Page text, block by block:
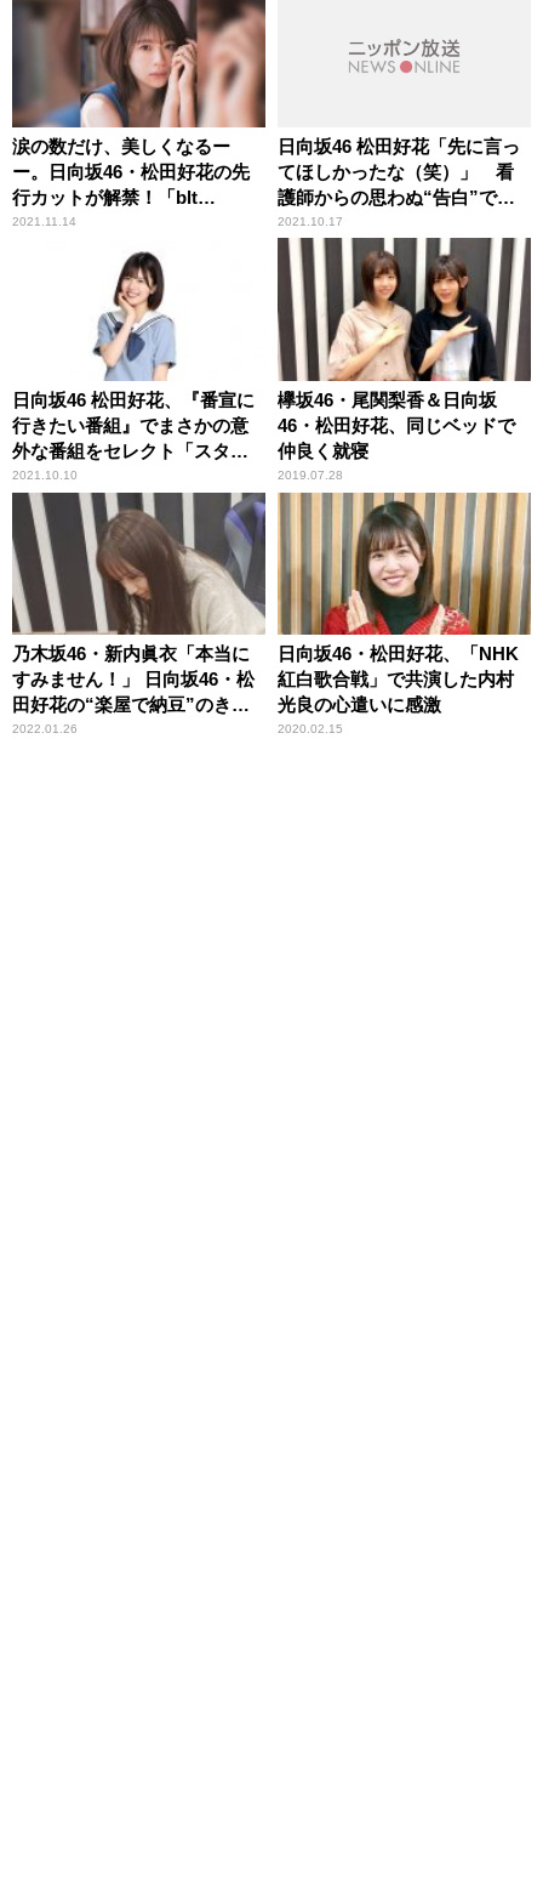
涙の数だけ、美しくなるー
ー。日向坂46・松田好花の先
行カットが解禁！「blt
graph.vol.73」
2021.11.14
日向坂46 松田好花「先に言っ
てほしかったな（笑）」 看
護師からの思わぬ“告白”で頭
が真っ白になった顛末を明か
す
2021.10.17
日向坂46 松田好花、『番宣に
行きたい番組』でまさかの意
外な番組をセレクト「スタッ
フさんに声が届いたらいいな
（笑）」
2021.10.10
欅坂46・尾関梨香＆日向坂
46・松田好花、同じベッドで
仲良く就寝
2019.07.28
乃木坂46・新内眞衣「本当に
すみません！」 日向坂46・松
田好花の“楽屋で納豆”のきっ
かけが自分だったことを知
2022.01.26
日向坂46・松田好花、「NHK
紅白歌合戦」で共演した内村
光良の心遣いに感激
2020.02.15